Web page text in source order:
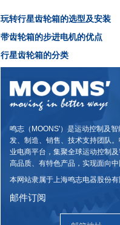
玩转行星齿轮箱的选型及安装
带齿轮箱的步进电机的优点
行星齿轮箱的分类
鸣志（MOONS'）是运动控制及
发、制造、销售、技术支持团队
业电商平台，集聚全球运动控制
高品质、有特色产品，实现面向
本网站隶属于上海鸣志电器股份有
邮件订阅